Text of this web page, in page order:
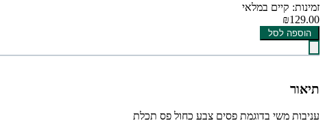
זמינות: קיים במלאי
₪129.00
הוספה לסל
תיאור
עניבות משי בדוגמת פסים צבע כחול פס תכלת